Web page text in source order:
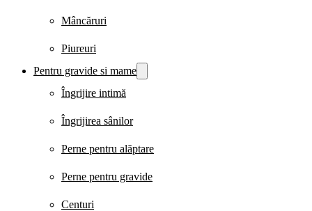
Mâncăruri
Piureuri
Pentru gravide si mame
Îngrijire intimă
Îngrijirea sânilor
Perne pentru alăptare
Perne pentru gravide
Centuri